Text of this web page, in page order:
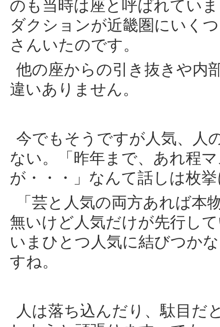
のも当時は座と呼ばれてい
ダクションが近畿圏にいく
さんいたのです。
他の座からの引き抜きや内
違いありません。
今でもそうですが人気、人
ない。「昨年まで、あれ程
が・・・」なんて話しは枚
「芸と人気の両方あれば
無いけど人気だけが先行し
いまひとつ人気に結びつか
すね。
人は落ち込んだり、駄目だ